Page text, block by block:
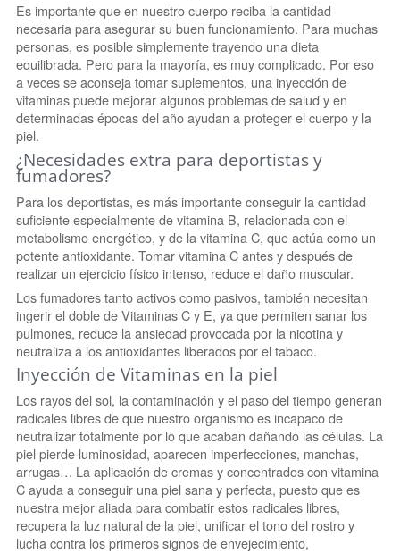
Es importante que en nuestro cuerpo reciba la cantidad
necesaria para asegurar su buen funcionamiento. Para muchas
personas, es posible simplemente trayendo una dieta
equilibrada. Pero para la mayoría, es muy complicado. Por eso
a veces se aconseja tomar suplementos, una inyección de
vitaminas puede mejorar algunos problemas de salud y en
determinadas épocas del año ayudan a proteger el cuerpo y la
piel.
¿Necesidades extra para deportistas y
fumadores?
Para los deportistas, es más importante conseguir la cantidad
suficiente especialmente de vitamina B, relacionada con el
metabolismo energético, y de la vitamina C, que actúa como un
potente antioxidante. Tomar vitamina C antes y después de
realizar un ejercicio físico intenso, reduce el daño muscular.
Los fumadores tanto activos como pasivos, también necesitan
ingerir el doble de Vitaminas C y E, ya que permiten sanar los
pulmones, reduce la ansiedad provocada por la nicotina y
neutraliza a los antioxidantes liberados por el tabaco.
Inyección de Vitaminas en la piel
Los rayos del sol, la contaminación y el paso del tiempo generan
radicales libres de que nuestro organismo es incapaco de
neutralizar totalmente por lo que acaban dañando las células. La
piel pierde luminosidad, aparecen imperfecciones, manchas,
arrugas… La aplicación de cremas y concentrados con vitamina
C ayuda a conseguir una piel sana y perfecta, puesto que es
nuestra mejor aliada para combatir estos radicales libres,
recupera la luz natural de la piel, unificar el tono del rostro y
lucha contra los primeros signos de envejecimiento,